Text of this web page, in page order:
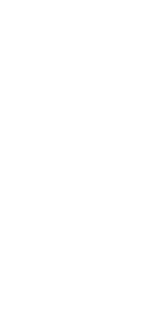
Cria uma conta